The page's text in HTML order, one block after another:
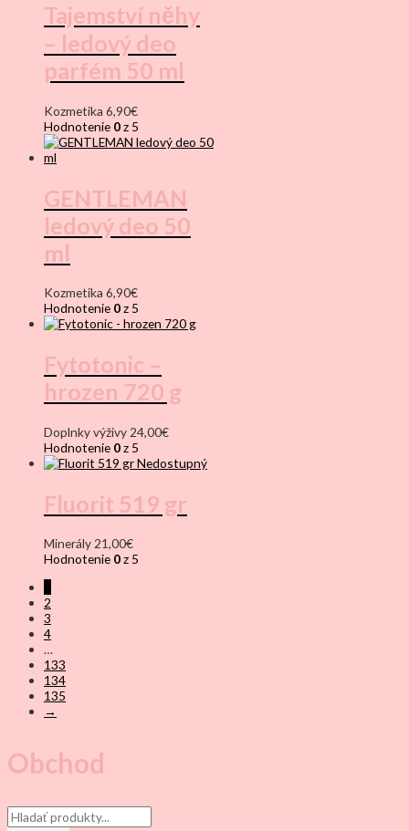
Tajemství něhy
– ledový deo
parfém 50 ml
Kozmetika 6,90€
Hodnotenie 0z 5
GENTLEMAN
ledový deo 50
ml
Kozmetika 6,90€
Hodnotenie 0z 5
Fytotonic –
hrozen 720 g
Doplnky výživy 24,00€
Hodnotenie 0z 5
Nedostupný
Fluorit 519 gr
Minerály 21,00€
Hodnotenie 0z 5
2
3
4
…
133
134
135
→
Obchod
Products